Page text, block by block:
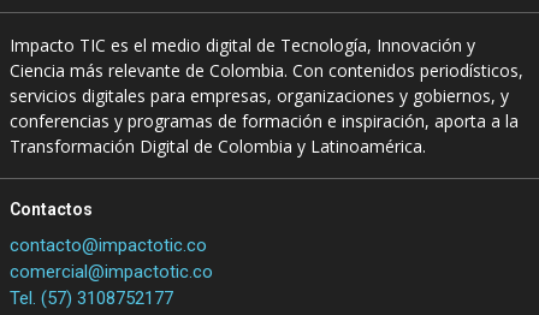
Impacto TIC es el medio digital de Tecnología, Innovación y
Ciencia más relevante de Colombia. Con contenidos periodísticos,
servicios digitales para empresas, organizaciones y gobiernos, y
conferencias y programas de formación e inspiración, aporta a la
Transformación Digital de Colombia y Latinoamérica.
Contactos
contacto@impactotic.co
comercial@impactotic.co
Tel. (57) 3108752177